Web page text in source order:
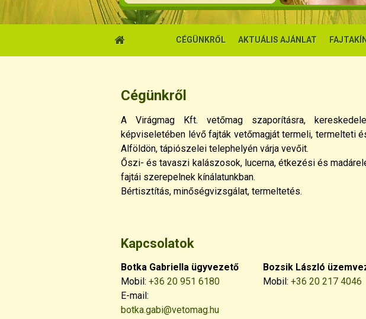
CÉGÜNKRŐL AKTUÁLIS AJÁNLAT
Cégünkről
A Virágmag Kft. vetőmag szaporításra,
képviseletében lévő fajták vetőmagját termeli, termelteti
Alföldön, tápiószelei telephelyén várja vevőit.
Őszi- és tavaszi kalászosok, lucerna, étkezési és
fajtái szerepelnek kínálatunkban.
Bértisztítás, minőségvizsgálat, termeltetés.
Kapcsolatok
Botka Gabriella ügyvezető
Mobil: +36 20 951 6180
E-mail:
botka.gabi@vetomag.hu
Bozsik László
Mobil: +36 20 217 4046